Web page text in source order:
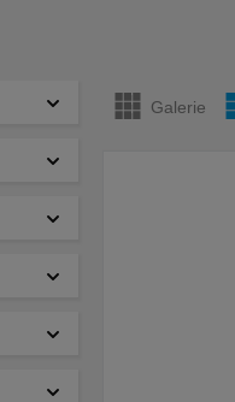
Galerie